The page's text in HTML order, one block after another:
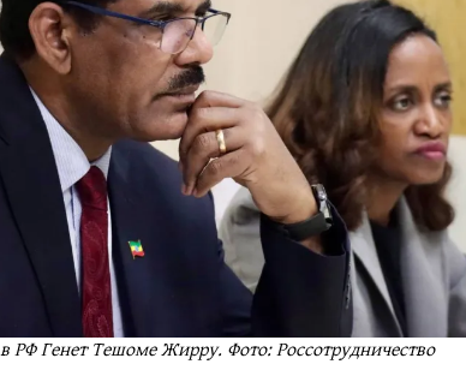
РФ Генет Тешоме Жирру. Фото: Россотрудничество